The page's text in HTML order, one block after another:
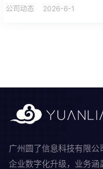
公司动态 2026-6-1
广州圆了信息科技有限
企业数字化升级，业务